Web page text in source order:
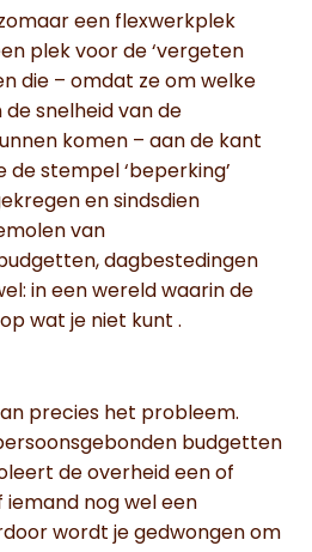
een flexwerkplek
plek voor de ‘vergeten
die – omdat ze om welke
snelheid van de
komen – aan de kant
de stempel ‘beperking’
en sindsdien
van
dagbestedingen
in een wereld waarin de
wat je niet kunt .
precies het probleem.
budgetten
de overheid een of
nog wel een
wordt je gedwongen om